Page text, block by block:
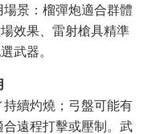
景：榴彈炮適合群體
效果、雷射槍具精準
武器。
續灼燒；弓盤可能有
遠程打擊或壓制。武